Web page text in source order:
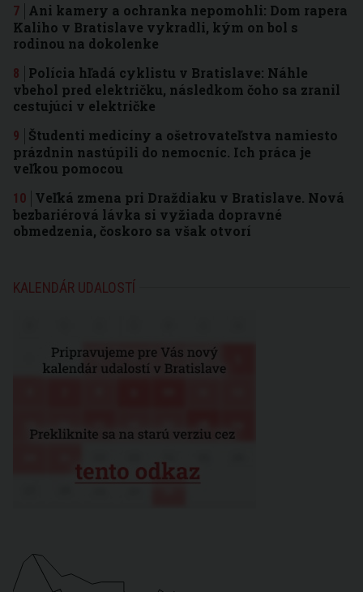
Ani kamery a ochranka nepomohli: Dom rapera
Kaliho v Bratislave vykradli, kým on bol s
rodinou na dokolenke
Polícia hľadá cyklistu v Bratislave: Náhle
vbehol pred električku, následkom čoho sa zranil
cestujúci v električke
Študenti medicíny a ošetrovateľstva namiesto
prázdnin nastúpili do nemocníc. Ich práca je
veľkou pomocou
Veľká zmena pri Draždiaku v Bratislave. Nová
bezbariérová lávka si vyžiada dopravné
obmedzenia, čoskoro sa však otvorí
KALENDÁR UDALOSTÍ